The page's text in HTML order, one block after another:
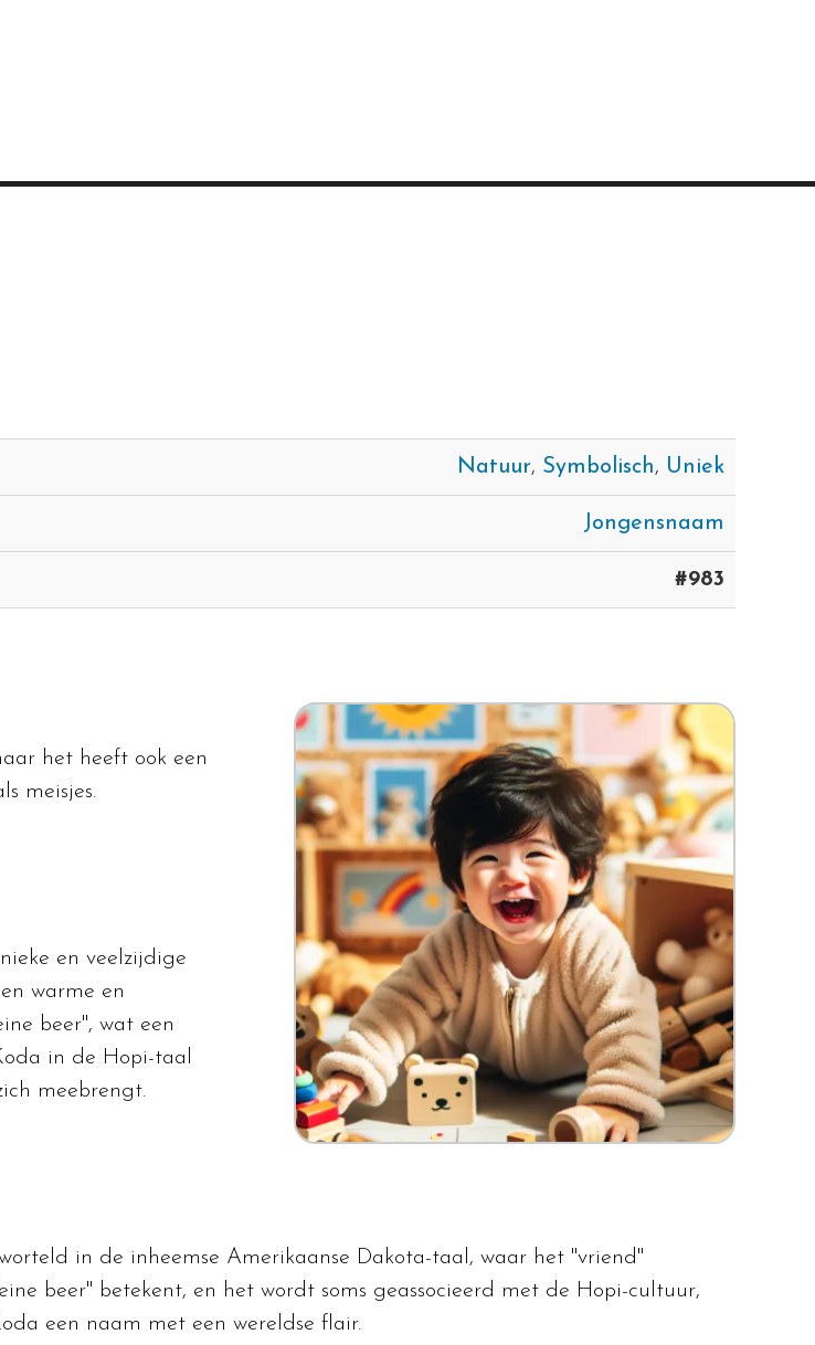
Natuur, Symbolisch, Uniek
Jongensnaam
#983
het heeft ook een
meisjes.
en veelzijdige
warme en
beer", wat een
in de Hopi-taal
meebrengt.
in de inheemse Amerikaanse Dakota-taal, waar het "vriend"
beer" betekent, en het wordt soms geassocieerd met de Hopi-cultuur,
een naam met een wereldse flair.